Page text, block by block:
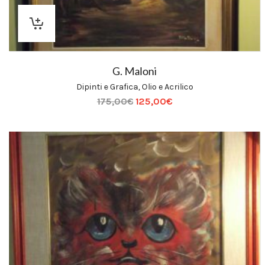
G. Maloni
Dipinti e Grafica,Olio e Acrilico
175,00€ 125,00€